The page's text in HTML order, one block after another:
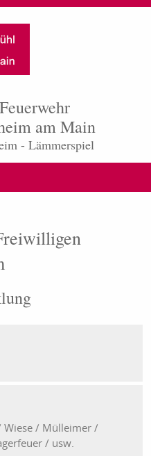
am Main
- Lämmerspiel
Wiese / Mülleimer /
/ usw.